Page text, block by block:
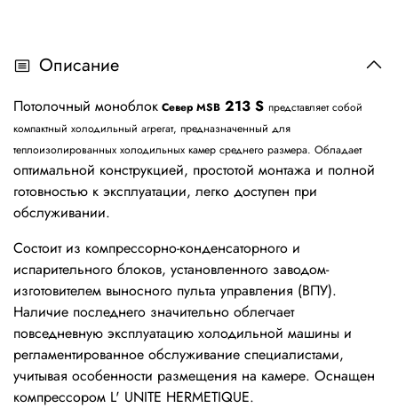
Описание
Потолочный моноблок Север MSB 213 S представляет собой
компактный холодильный агрегат, предназначенный для
теплоизолированных холодильных камер среднего размера. Обладает
оптимальной конструкцией, простотой монтажа и полной
готовностью к эксплуатации, легко доступен при
обслуживании.
Состоит из компрессорно-конденсаторного и
испарительного блоков, установленного заводом-
изготовителем выносного пульта управления (ВПУ).
Наличие последнего значительно облегчает
повседневную эксплуатацию холодильной машины и
регламентированное обслуживание специалистами,
учитывая особенности размещения на камере. Оснащен
компрессором L' UNITE HERMETIQUE.